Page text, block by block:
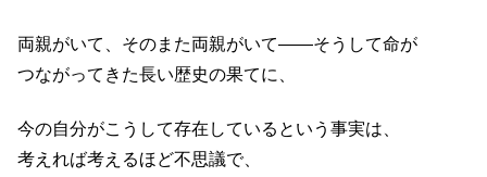
両親がいて、そのまた両親がいて——そうして命が
つながってきた長い歴史の果てに、
今の自分がこうして存在しているという事実は、
考えれば考えるほど不思議で、